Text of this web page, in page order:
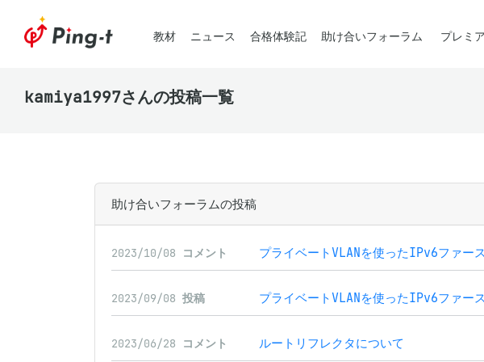
教材 ニュース 合格体験記 助け合いフォーラム プレミ
kamiya1997さんの投稿一覧
助け合いフォーラムの投稿
2023/10/08 コメント プライベートVLANを使ったIPv6ファー
2023/09/08 投稿 プライベートVLANを使ったIPv6ファー
2023/06/28 コメント ルートリフレクタについて